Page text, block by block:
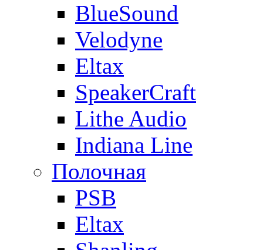
BlueSound
Velodyne
Eltax
SpeakerCraft
Lithe Audio
Indiana Line
Полочная
PSB
Eltax